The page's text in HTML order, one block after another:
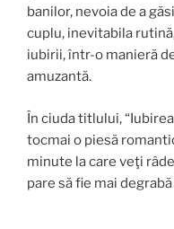
banilor, nevoia de a
cuplu, inevitabila
iubirii, într-o manieră
amuzantă.
În ciuda titlului,
tocmai o piesă
minute la care veţi
pare să fie mai